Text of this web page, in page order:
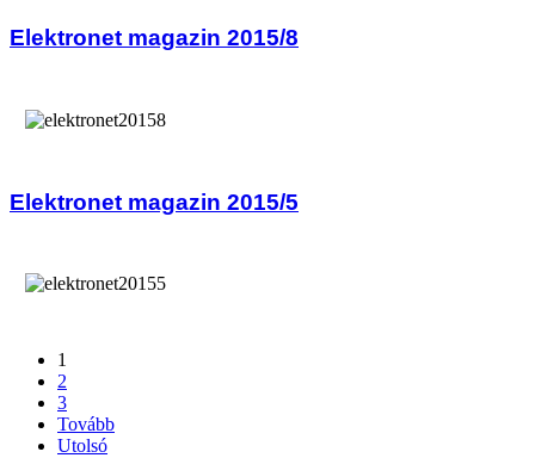
Elektronet magazin 2015/8
Elektronet magazin 2015/5
1
2
3
Tovább
Utolsó